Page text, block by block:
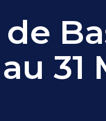
31